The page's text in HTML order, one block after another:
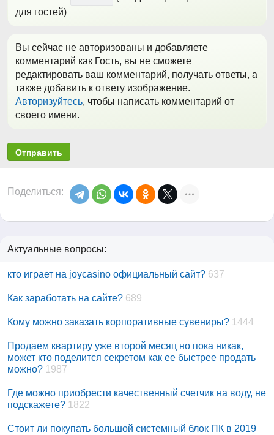
для гостей)
Вы сейчас не авторизованы и добавляете
комментарий как Гость, вы не сможете
редактировать ваш комментарий, получать ответы, а
также добавить к ответу изображение.
Авторизуйтесь, чтобы написать комментарий от
своего имени.
Отправить
Поделиться:
Актуальные вопросы:
кто играет на joycasino официальный сайт? 637
Как заработать на сайте? 689
Кому можно заказать корпоративные сувениры? 1444
Продаем квартиру уже второй месяц но пока никак,
может кто поделится секретом как ее быстрее продать
можно? 1987
Где можно приобрести качественный счетчик на воду, не
подскажете? 1822
Стоит ли покупать большой системный блок ПК в 2019